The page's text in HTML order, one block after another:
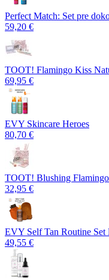
Perfect Match: Set pre
59,20 €
TOOT! Flamingo Kiss
69,95 €
EVY Skincare Heroes
80,70 €
TOOT! Blushing
32,95 €
EVY Self Tan Routine
49,55 €